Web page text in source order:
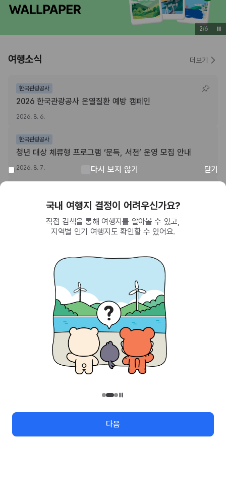
2/6
여행소식
한국관광공사
2026 한국관광공사 온열질환 예방 캠페인
2026. 8. 6.
한국관광공사
청년 대상 체류형 프로그램 ‘문득, 서천’ 운영 모집 안내
2026. 8. 7.
더보기
다시 보지 않기 닫기
회원이 되면 받을 수 있는 혜택
SNS를 통한 간편 가입으로 한국관광공사에서
제공하는 다양한 혜택을 누려보세요.
대구석 회원이 되어볼래요!
지역번호
관광정보 수정/신규요청
유관기관
(26464) 강원특별자치도 원주시 세계로 10
대표전화 033-738-3000 (유료, 평일 09시~18시)
메뉴 검색 여행지도 로그인